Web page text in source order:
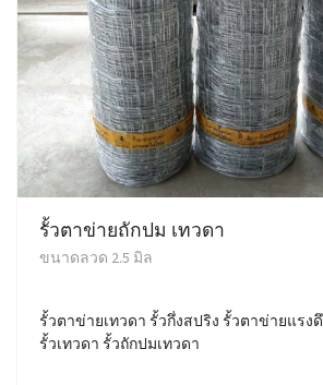
รั้วตาข่ายถักปม เทวดา
ขนาดลวด 2.5 มิล
รั้วตาข่ายเทวดา รั้วกึ่งสปริง รั้วตาข่ายแรง
รั้วเทวดา รั้วถักปมเทวดา